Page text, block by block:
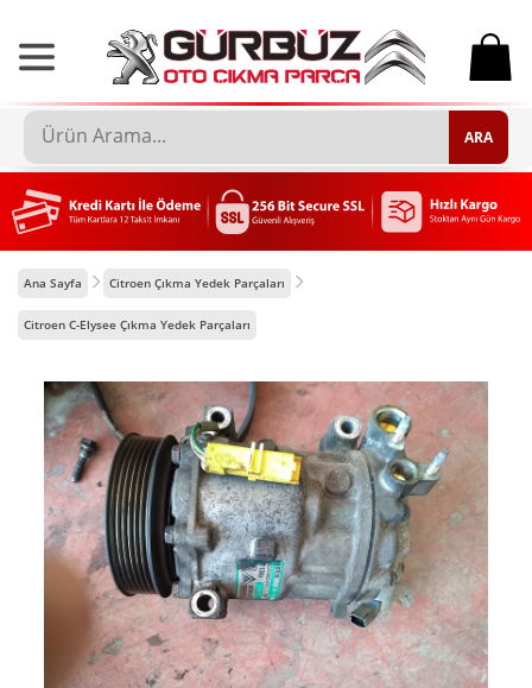
0
ARA
Ana Sayfa Citroen Çıkma Yedek Parçaları
Citroen C-Elysee Çıkma Yedek Parçaları